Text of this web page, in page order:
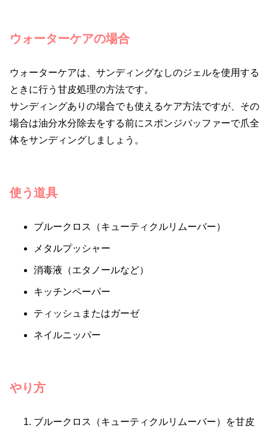
ウォーターケアの場合
ウォーターケアは、サンディングなしのジェルを使用する
ときに行う甘皮処理の方法です。
サンディングありの場合でも使えるケア方法ですが、その
場合は油分水分除去をする前にスポンジバッファーで爪全
体をサンディングしましょう。
使う道具
ブルークロス（キューティクルリムーバー）
メタルプッシャー
消毒液（エタノールなど）
キッチンペーパー
ティッシュまたはガーゼ
ネイルニッパー
やり方
ブルークロス（キューティクルリムーバー）を甘皮